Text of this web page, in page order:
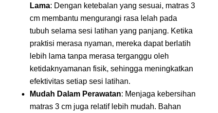
Lama: Dengan ketebalan yang sesuai, matras 3
cm membantu mengurangi rasa lelah pada
tubuh selama sesi latihan yang panjang. Ketika
praktisi merasa nyaman, mereka dapat berlatih
lebih lama tanpa merasa terganggu oleh
ketidaknyamanan fisik, sehingga meningkatkan
efektivitas setiap sesi latihan.
Mudah Dalam Perawatan: Menjaga kebersihan
matras 3 cm juga relatif lebih mudah. Bahan